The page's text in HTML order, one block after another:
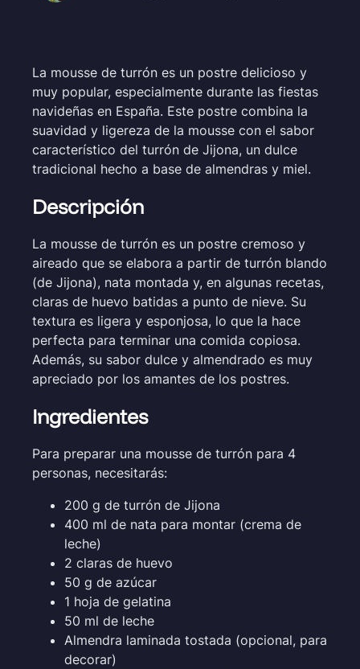
La mousse de turrón es un postre delicioso y
muy popular, especialmente durante las fiestas
navideñas en España. Este postre combina la
suavidad y ligereza de la mousse con el sabor
característico del turrón de Jijona, un dulce
tradicional hecho a base de almendras y miel.
Descripción
La mousse de turrón es un postre cremoso y
aireado que se elabora a partir de turrón blando
(de Jijona), nata montada y, en algunas recetas,
claras de huevo batidas a punto de nieve. Su
textura es ligera y esponjosa, lo que la hace
perfecta para terminar una comida copiosa.
Además, su sabor dulce y almendrado es muy
apreciado por los amantes de los postres.
Ingredientes
Para preparar una mousse de turrón para 4
personas, necesitarás:
200 g de turrón de Jijona
400 ml de nata para montar (crema de
leche)
2 claras de huevo
50 g de azúcar
1 hoja de gelatina
50 ml de leche
Almendra laminada tostada (opcional, para
decorar)